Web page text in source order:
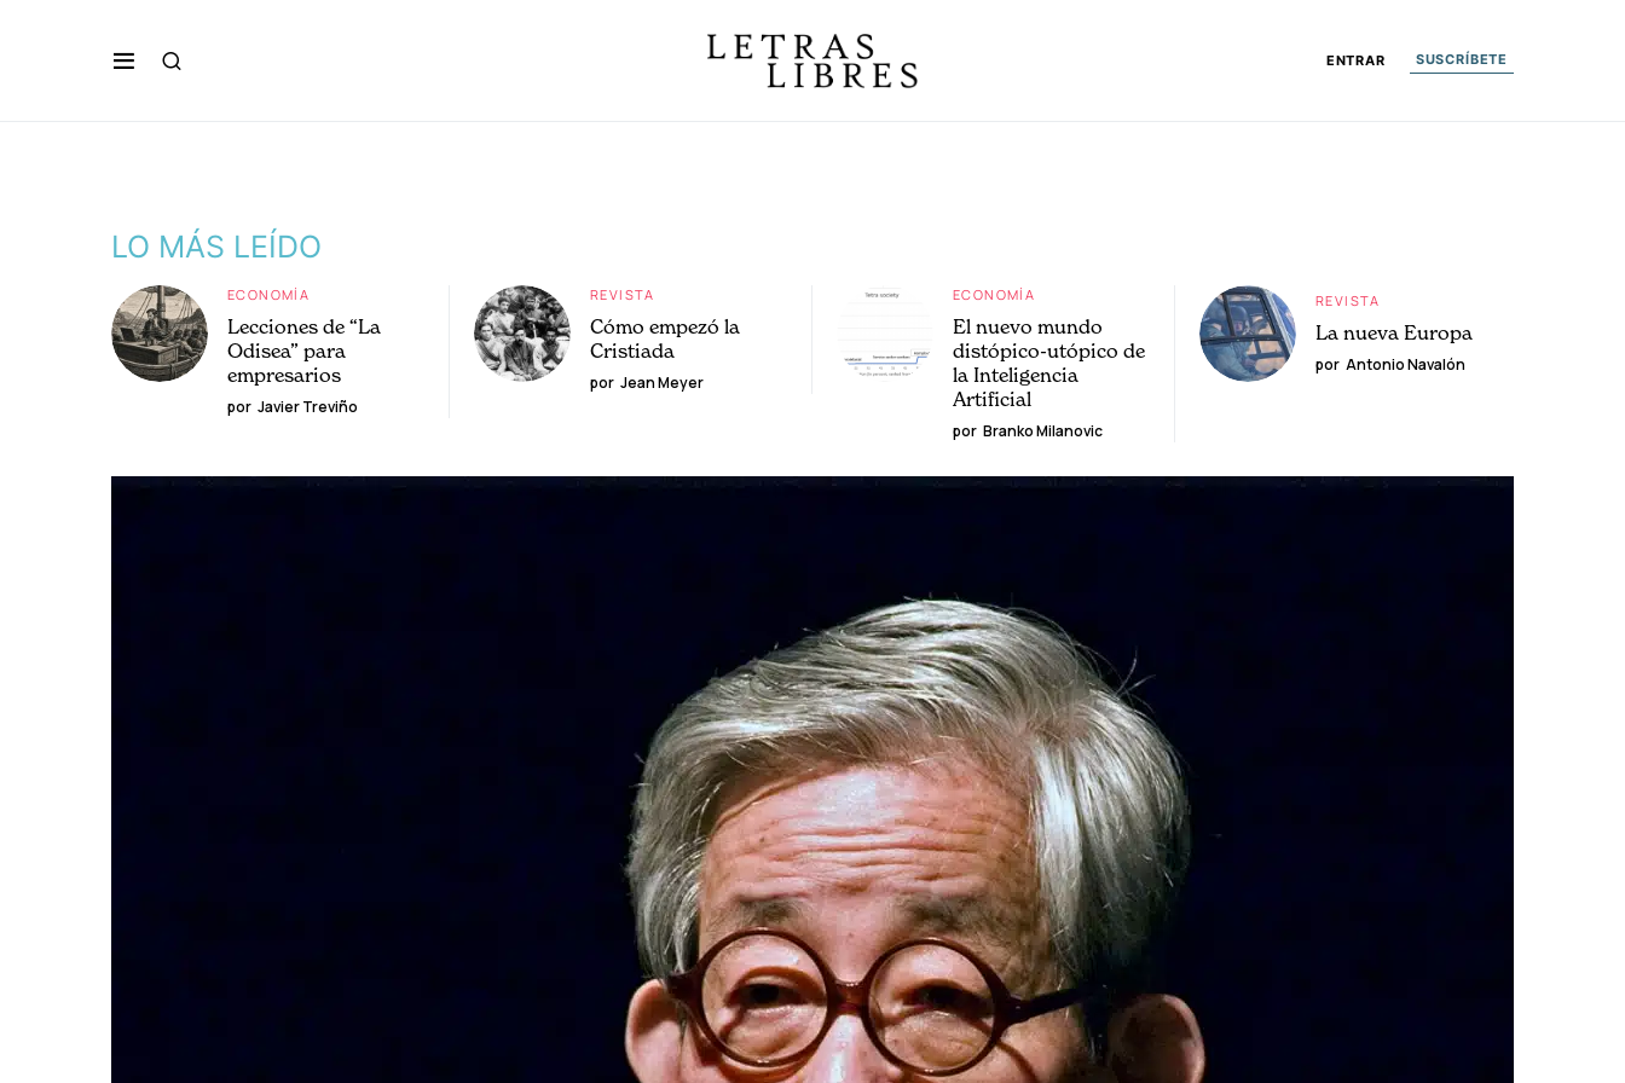
ENTRAR SUSCRÍBETE
LO MÁS LEÍDO
ECONOMÍA
Lecciones de “La
Odisea” para
empresarios
por Javier Treviño
REVISTA
Cómo empezó la
Cristiada
por Jean Meyer
ECONOMÍA
El nuevo mundo
distópico-utópico de
la Inteligencia
Artificial
por Branko Milanovic
REVISTA
La nueva Europa
por Antonio Navalón